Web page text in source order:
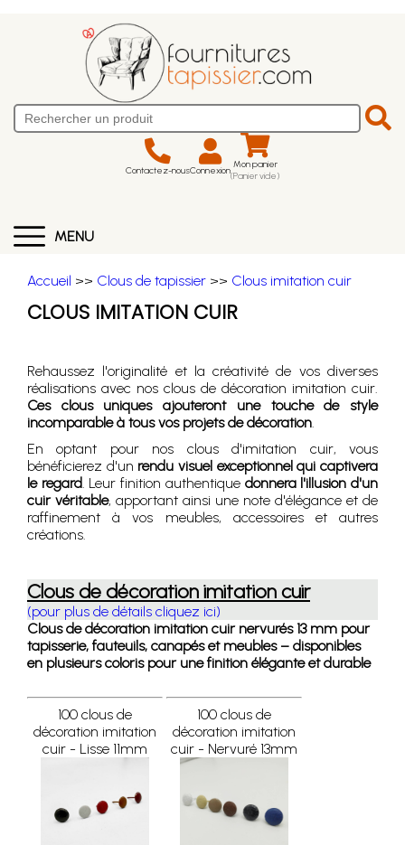
Contactez-nousConnexion Mon panier
(Panier vide)
MENU
Accueil >> Clous de tapissier >> Clous imitation cuir
CLOUS IMITATION CUIR
Rehaussez l'originalité et la créativité de vos diverses
réalisations avec nos clous de décoration imitation cuir.
Ces clous uniques ajouteront une touche de style
incomparable à tous vos projets de décoration.
En optant pour nos clous d'imitation cuir, vous
bénéficierez d'un rendu visuel exceptionnel qui captivera
le regard. Leur finition authentique donnera l'illusion d'un
cuir véritable, apportant ainsi une note d'élégance et de
raffinement à vos meubles, accessoires et autres
créations.
Clous de décoration imitation cuir
(pour plus de détails cliquez ici)
Clous de décoration imitation cuir nervurés 13 mm pour
tapisserie, fauteuils, canapés et meubles – disponibles
en plusieurs coloris pour une finition élégante et durable
100 clous de
décoration imitation
cuir - Lisse 11mm
100 clous de
décoration imitation
cuir - Nervuré 13mm